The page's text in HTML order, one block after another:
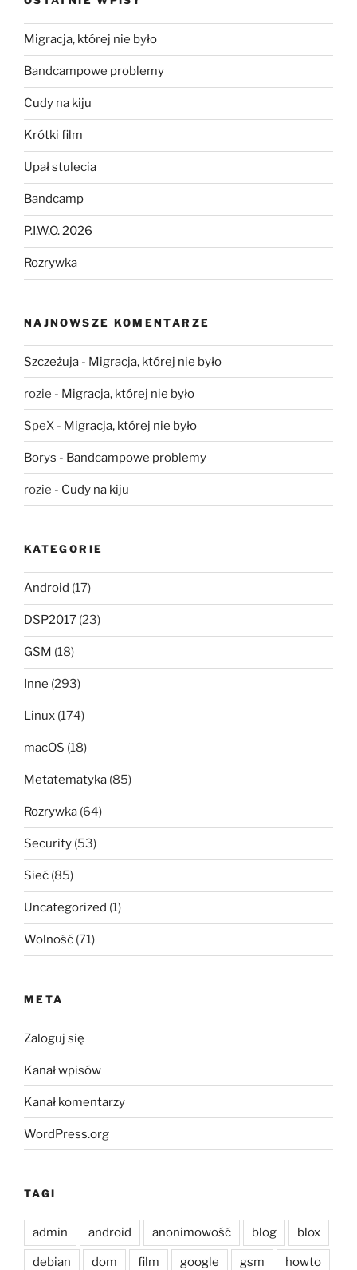
Migracja, której nie było
Bandcampowe problemy
Cudy na kiju
Krótki film
Upał stulecia
Bandcamp
P.I.W.O. 2026
Rozrywka
NAJNOWSZE KOMENTARZE
Szczeżuja - Migracja, której nie było
rozie - Migracja, której nie było
SpeX - Migracja, której nie było
Borys - Bandcampowe problemy
rozie - Cudy na kiju
KATEGORIE
Android (17)
DSP2017 (23)
GSM (18)
Inne (293)
Linux (174)
macOS (18)
Metatematyka (85)
Rozrywka (64)
Security (53)
Sieć (85)
Uncategorized (1)
Wolność (71)
META
Zaloguj się
Kanał wpisów
Kanał komentarzy
WordPress.org
TAGI
admin android anonimowość blog blox
debian dom film google gsm howto